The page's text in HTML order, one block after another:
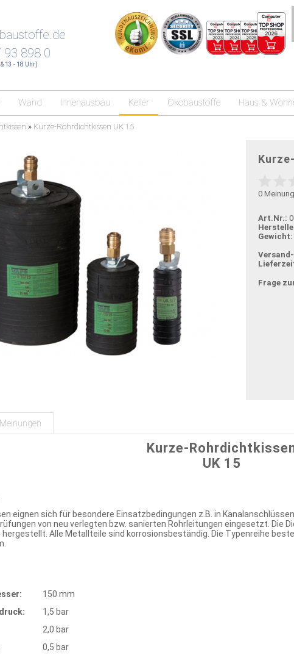
93 898 0
13 - 18 Uhr)
Wand Innenausbau Keller Ökobaustoffe Haus &
» Kurze-Rohrdichtkissen UK 15
0
Art.Nr.:
Gewicht:
Frage
Meinungen
Kurze-
UK 15
eignen sich für besondere Einsatzbedingungen z.B. in
von neu verlegten bzw. sanierten Rohrleitungen eingesetzt. Die
hergestellt. Alle Metallteile sind korrosionsbeständig. Die Typenreihe
150 mm
1,5 bar
2,0 bar
0,5 bar